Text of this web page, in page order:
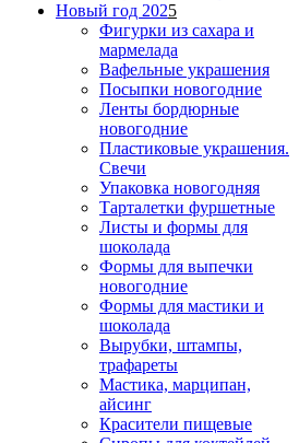
Новый год 2025
Фигурки из сахара и
мармелада
Вафельные украшения
Посыпки новогодние
Ленты бордюрные
новогодние
Пластиковые украшения.
Свечи
Упаковка новогодняя
Тарталетки фуршетные
Листы и формы для
шоколада
Формы для выпечки
новогодние
Формы для мастики и
шоколада
Вырубки, штампы,
трафареты
Мастика, марципан,
айсинг
Красители пищевые